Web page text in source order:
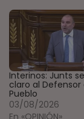
Interinos: Junts
claro al Defensor
Pueblo
03/08/2026